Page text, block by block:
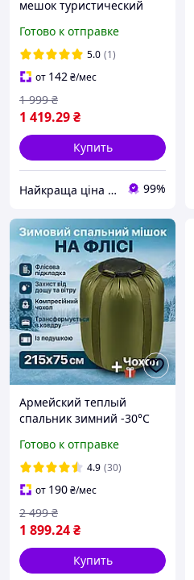
мешок туристический
до -5 1кг 215х75
непромокаемый
спальник одеяло осенний
Готово к отправке
5.0 (1)
от 142₴/мес
1 419.29₴
1 999 ₴
Купить
Найкраща ціна ❤️ 99%
Армейский теплый
спальник зимний -30°C
флисовый спальный
мешок одеяло зима с
чехлом для ЗСУ
Готово к отправке
4.9 (30)
от 190₴/мес
1 899.24₴
2 499 ₴
Купить